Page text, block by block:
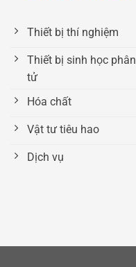
Thiết bị thí nghiệm
Thiết bị sinh học phân
tử
Hóa chất
Vật tư tiêu hao
Dịch vụ